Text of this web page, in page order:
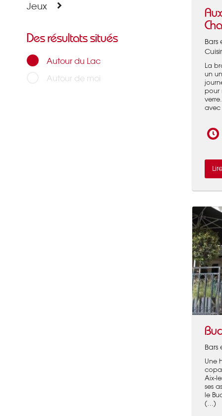
Jeux
Des résultats situés
Autour du Lac
Autour de moi
Bars
La
un
pour
Une
Aix-
ses
le
(…)